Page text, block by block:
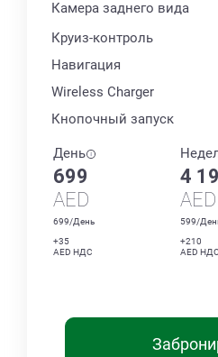
Камера заднего вида
Круиз-контроль
Навигация
Wireless Charger
Кнопочный запуск
День
699
AED
699/День
+35
AED НДС
4
AED
599/
+210
AED НДС